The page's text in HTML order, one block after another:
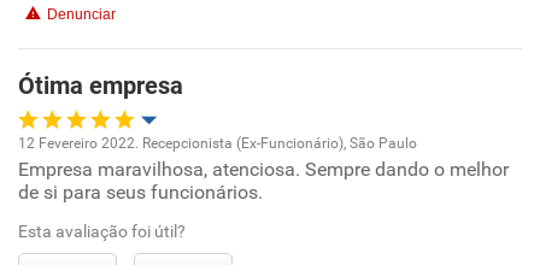
Denunciar
Ótima empresa
Oportunidade de promoção
Ambiente de trabalho
12 Fevereiro 2022. Recepcionista (Ex-Funcionário), São Paulo
Empresa maravilhosa, atenciosa. Sempre dando o melhor
de si para seus funcionários.
Esta avaliação foi útil?